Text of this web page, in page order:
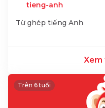
tieng-anh
Từ ghép tiếng Anh
Xem
Trên 6 tuổi